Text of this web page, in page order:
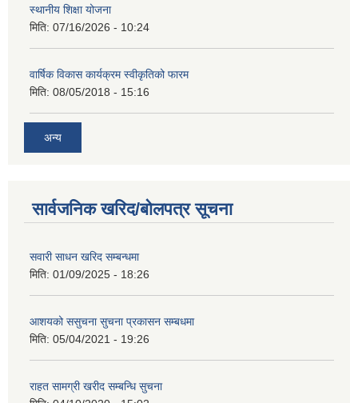
स्थानीय शिक्षा योजना
मिति: 07/16/2026 - 10:24
वार्षिक विकास कार्यक्रम स्वीकृतिको फारम
मिति: 08/05/2018 - 15:16
अन्य
सार्वजनिक खरिद/बोलपत्र सूचना
सवारी साधन खरिद सम्बन्धमा
मिति: 01/09/2025 - 18:26
आशयको ससुचना सुचना प्रकासन सम्बधमा
मिति: 05/04/2021 - 19:26
राहत सामग्री खरीद सम्बन्धि सुचना